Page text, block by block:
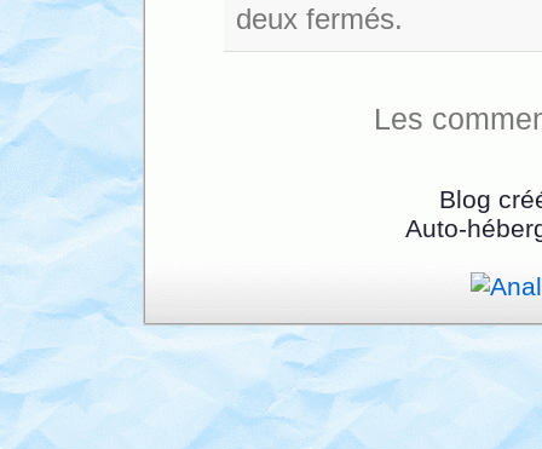
deux fermés.
Les
Blog
Auto-